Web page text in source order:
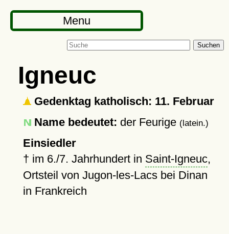
Menu
Suchen
Igneuc
Gedenktag katholisch: 11. Februar
Name bedeutet: der Feurige (latein.)
Einsiedler
† im 6./7. Jahrhundert in Saint-Igneuc,
Ortsteil von Jugon-les-Lacs bei Dinan
in Frankreich